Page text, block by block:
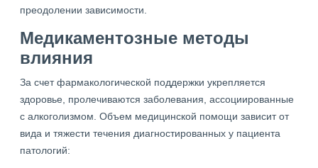
преодолении зависимости.
Медикаментозные методы
влияния
За счет фармакологической поддержки укрепляется
здоровье, пролечиваются заболевания, ассоциированные
с алкоголизмом. Объем медицинской помощи зависит от
вида и тяжести течения диагностированных у пациента
патологий: